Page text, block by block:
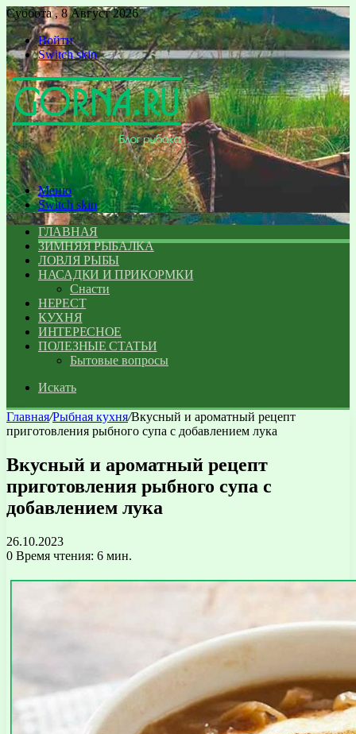
Суббота , 8 Август 2026
Войти
Switch skin
Меню
Switch skin
ГЛАВНАЯ
ЗИМНЯЯ РЫБАЛКА
ЛОВЛЯ РЫБЫ
НАСАДКИ И ПРИКОРМКИ
Снасти
НЕРЕСТ
КУХНЯ
ИНТЕРЕСНОЕ
ПОЛЕЗНЫЕ СТАТЬИ
Бытовые вопросы
Искать
Главная/Рыбная кухня/Вкусный и ароматный рецепт
приготовления рыбного супа с добавлением лука
Вкусный и ароматный рецепт
приготовления рыбного супа с
добавлением лука
26.10.2023
0 Время чтения: 6 мин.